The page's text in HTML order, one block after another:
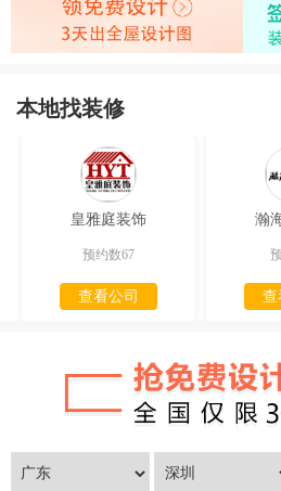
本地找装修
皇雅庭装饰
预约数67
查看公司
瀚
查